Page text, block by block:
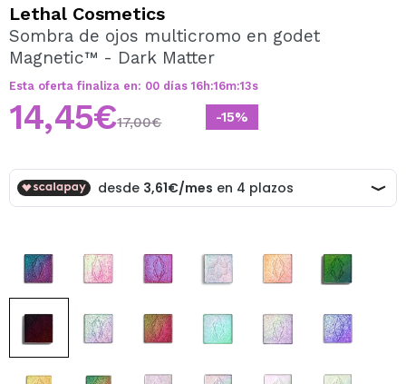
Al crear una cuenta en Maquillalia.com podrás realizar
tus compras rápidamente, revisar el estado de tus
Lethal Cosmetics
Sombra de ojos multicromo en godet
Magnetic™ - Dark Matter
Esta oferta finaliza en: 00 días 16h:16m:13s
-15%
14,45€17,00€